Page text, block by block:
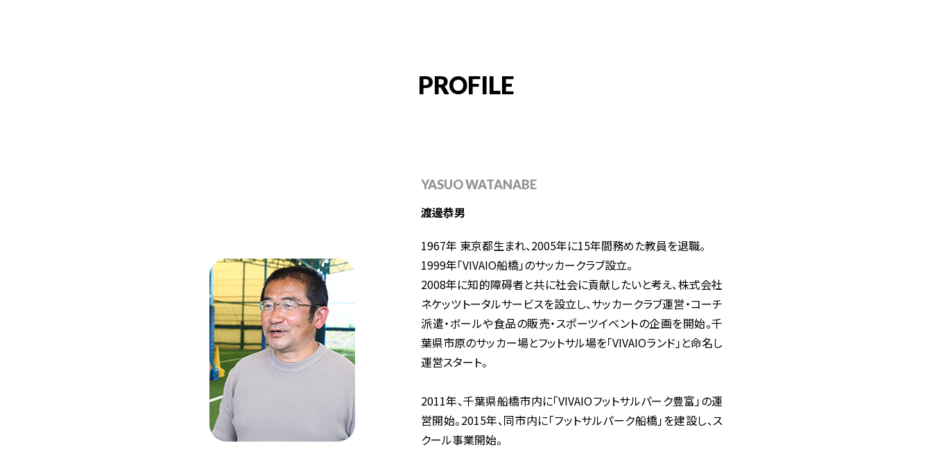
PROFILE
YASUO WATANABE
渡邊恭男
1967年 東京都生まれ、2005年に15年間務めた教員を退職。
1999年「VIVAIO船橋」のサッカークラブ設立。
2008年に知的障碍者と共に社会に貢献したいと考え、株式会社
ネケッツトータルサービスを設立し、サッカークラブ運営・コーチ
派遣・ボールや食品の販売・スポーツイベントの企画を開始。千
葉県市原のサッカー場とフットサル場を「VIVAIOランド」と命名し
運営スタート。
2011年、千葉県船橋市内に「VIVAIOフットサルパーク豊富」の運
営開始。2015年、同市内に「フットサルパーク船橋」を建設し、ス
クール事業開始。